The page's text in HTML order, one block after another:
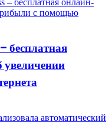
бесплатная